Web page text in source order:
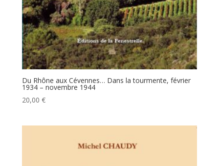
Du Rhône aux Cévennes… Dans la tourmente, février
1934 – novembre 1944
20,00 €